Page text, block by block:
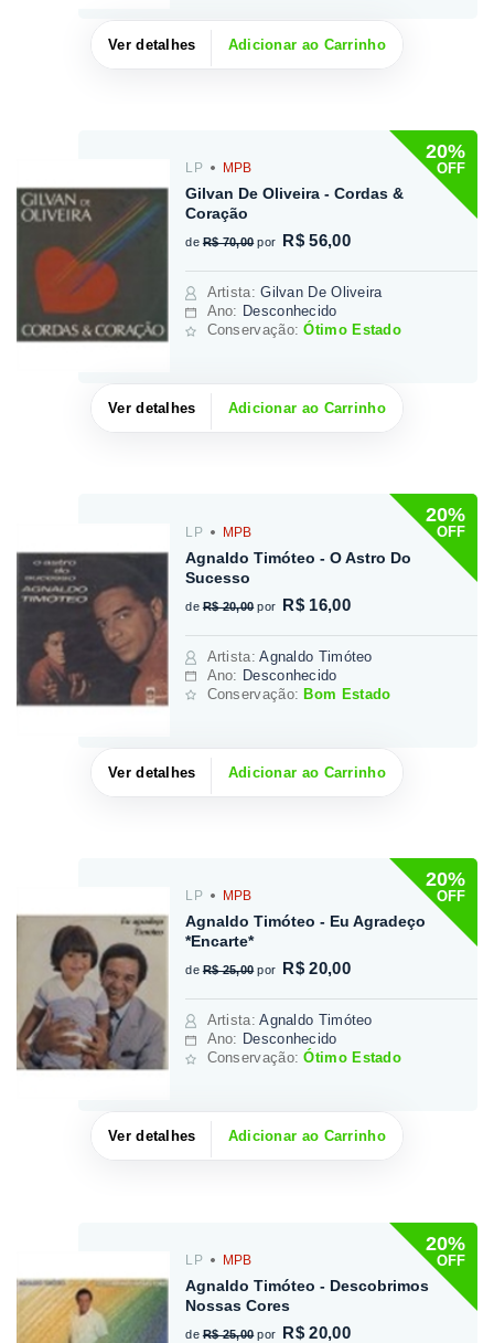
Ver detalhes Adicionar ao Carrinho
20%
OFF
LP MPB
Gilvan De Oliveira - Cordas &
Coração
de R$ 70,00 por R$ 56,00
Artista:Gilvan De Oliveira
Ano: Desconhecido
Conservação:Ótimo Estado
Ver detalhes Adicionar ao Carrinho
20%
OFF
LP MPB
Agnaldo Timóteo - O Astro Do
Sucesso
de R$ 20,00 por R$ 16,00
Artista:Agnaldo Timóteo
Ano: Desconhecido
Conservação: Bom Estado
Ver detalhes Adicionar ao Carrinho
20%
OFF
LP MPB
Agnaldo Timóteo - Eu Agradeço
*Encarte*
de R$ 25,00 por R$ 20,00
Artista:Agnaldo Timóteo
Ano: Desconhecido
Conservação:Ótimo Estado
Ver detalhes Adicionar ao Carrinho
20%
OFF
LP MPB
Agnaldo Timóteo - Descobrimos
Nossas Cores
de R$ 25,00 por R$ 20,00